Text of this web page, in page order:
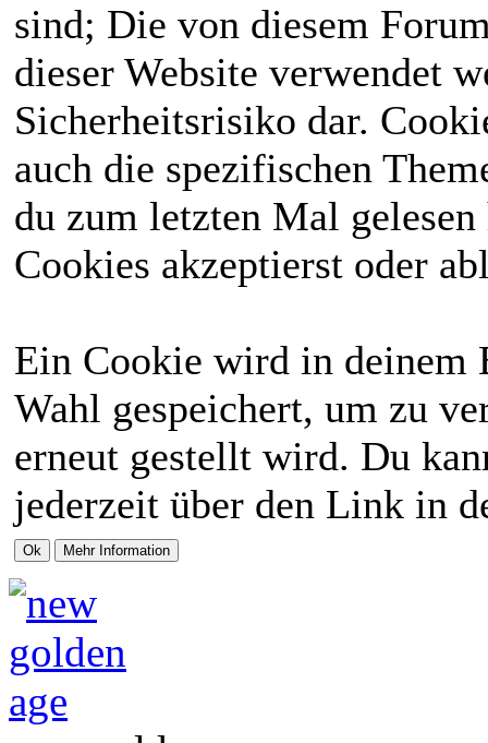
sind; Die von diesem
dieser Website verwendet
Sicherheitsrisiko dar.
auch die spezifischen
du zum letzten Mal
Cookies akzeptierst oder
Ein Cookie wird in deinem
Wahl gespeichert, um zu
erneut gestellt wird. Du
jederzeit über den Link in